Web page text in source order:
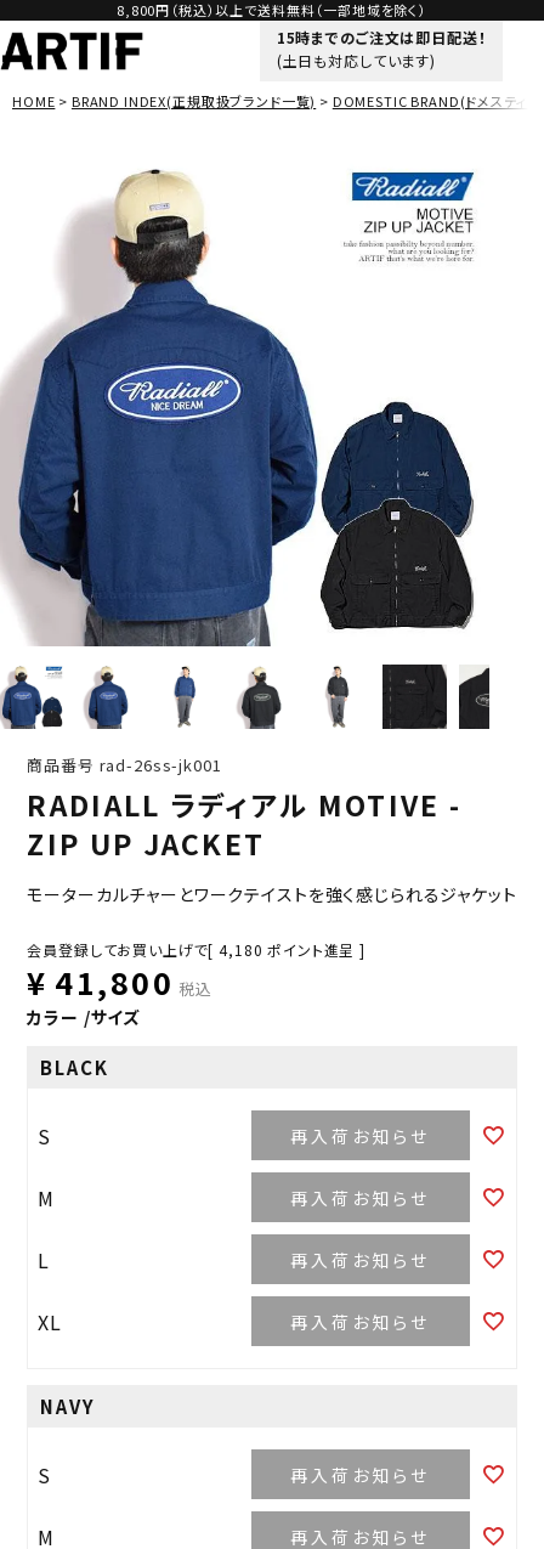
8,800円（税込）以上で送料無料（一部地域を除く）
15時までのご注文は即日配送！
(土日も対応しています)
HOME BRAND INDEX(正規取扱ブランド一覧) DOMESTIC BRAND(ドメスティッ
商品番号 rad-26ss-jk001
RADIALL ラディアル MOTIVE -
ZIP UP JACKET
モーターカルチャーとワークテイストを強く感じられるジャケット
会員登録してお買い上げで[ 4,180 ポイント進呈 ]
¥ 41,800 税込
カラー サイズ
BLACK
S 再入荷お知らせ
M 再入荷お知らせ
L 再入荷お知らせ
XL 再入荷お知らせ
NAVY
S 再入荷お知らせ
M 再入荷お知らせ